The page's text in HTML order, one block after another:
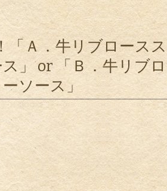
「Ａ．牛リブロースス
」 or 「Ｂ．牛リブロ
ソース」